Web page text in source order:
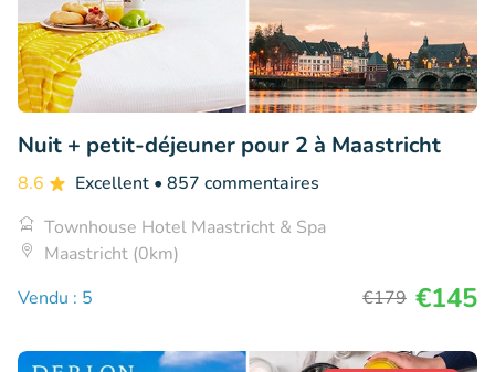
Nuit + petit-déjeuner pour 2 à Maastricht
8.6 Excellent • 857 commentaires
Townhouse Hotel Maastricht & Spa
Maastricht (0km)
Vendu : 5
€179 €145